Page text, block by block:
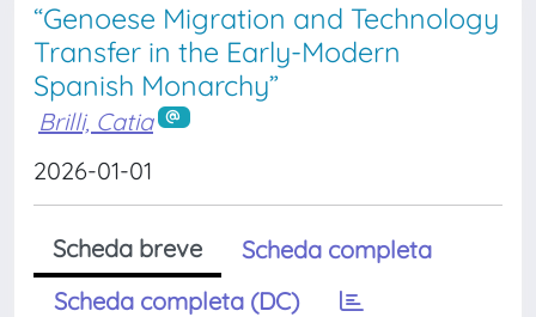
“Genoese Migration and Technology
Transfer in the Early-Modern
Spanish Monarchy”
Brilli, Catia
2026-01-01
Scheda breve
Scheda completa
Scheda completa (DC)